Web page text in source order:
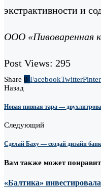
экстрактивности и
ООО «Пивоваренная
Post Views: 295
Share 0 FacebookTwitter
Назад
Новая пивная тара —
Следующий
Сделай Баху — создай дизайн
Вам также может
«Балтика»